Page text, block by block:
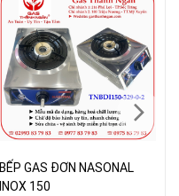
BẾP GAS ĐƠN NASONAL
INOX 150